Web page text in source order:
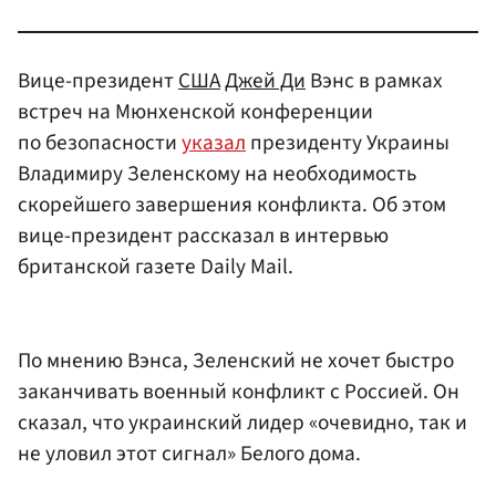
Вице-президентСШАДжей ДиВэнс в рамках
встреч на Мюнхенской конференции
по безопасностиуказалпрезиденту Украины
Владимиру Зеленскому на необходимость
скорейшего завершения конфликта. Об этом
вице-президент рассказал в интервью
британской газете Daily Mail.
По мнению Вэнса, Зеленский не хочет быстро
заканчивать военный конфликт с Россией. Он
сказал, что украинский лидер «очевидно, так и
не уловил этот сигнал» Белого дома.